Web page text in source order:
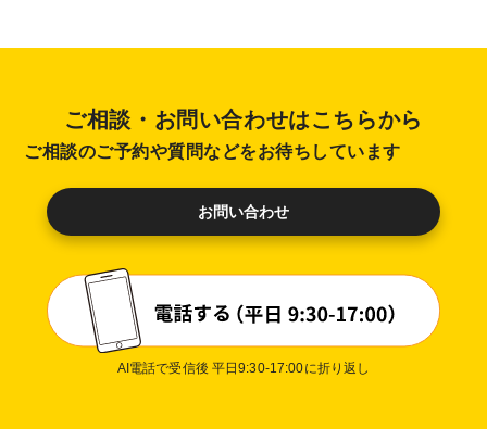
ご相談・お問い合わせはこちらから
ご相談のご予約や質問などをお待ちしています
お問い合わせ
AI電話で受信後 平日9:30-17:00に折り返し